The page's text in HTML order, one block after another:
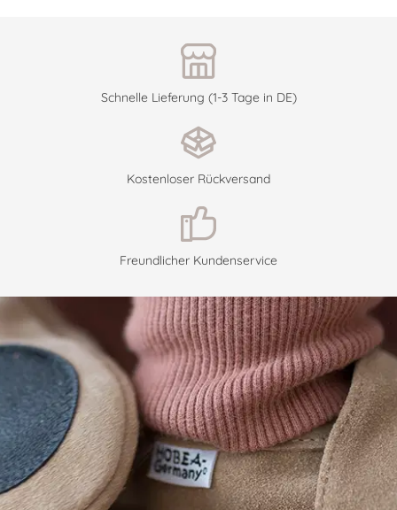
Schnelle Lieferung (1-3 Tage in DE)
Kostenloser Rückversand
Freundlicher Kundenservice